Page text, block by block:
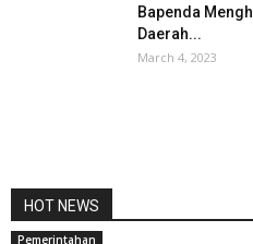
Bapenda
Daerah...
March 4, 2023
HOT NEWS
Pemerintahan